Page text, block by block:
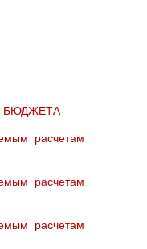
БЮДЖЕТА
расчетам
расчетам
расчетам